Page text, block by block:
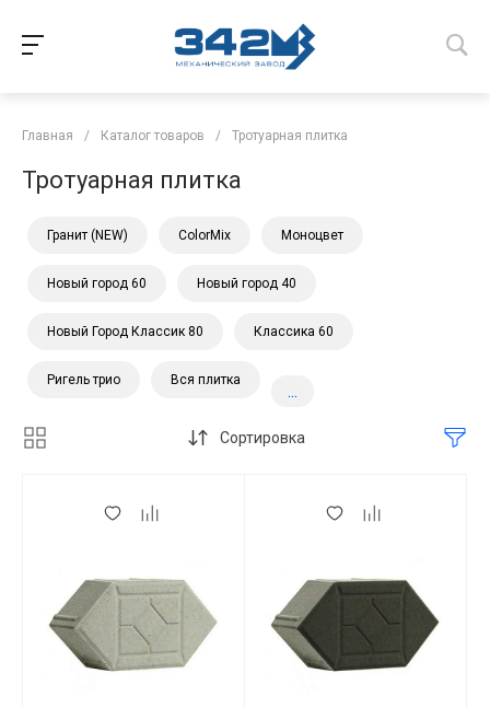
Главная / Каталог товаров / Тротуарная плитка
Тротуарная плитка
Гранит (NEW) ColorMix Моноцвет
Новый город 60 Новый город 40
Новый Город Классик 80 Классика 60
Ригель трио Вся плитка
...
Сортировка